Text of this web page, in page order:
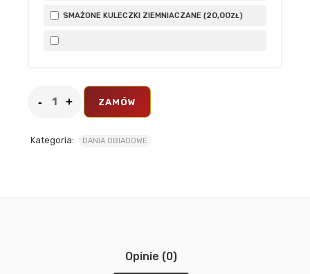
SMAŻONE KULECZKI ZIEMNIACZANE (20,00ZŁ)
ZAMÓW
Kategoria: DANIA OBIADOWE
Opinie (0)